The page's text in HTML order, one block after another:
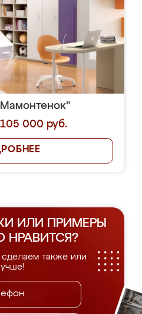
000 руб.
ИЛИ ПРИМЕРЫ
НРАВИТСЯ?
также или